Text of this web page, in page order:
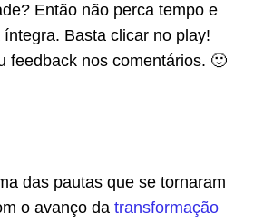
Então não perca tempo e
Basta clicar no play!
feedback nos comentários. 🙂
das pautas que se tornaram
o avanço da transformação